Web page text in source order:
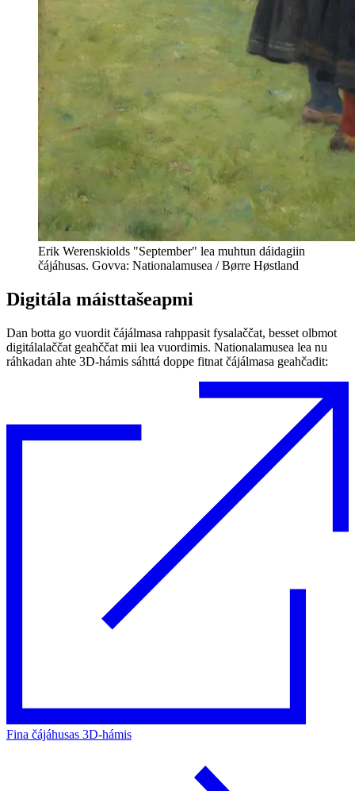
Erik Werenskiolds "September" lea muhtun dáidagiin
čájáhusas. Govva: Nationalamusea / Børre Høstland
Digitála máisttašeapmi
Dan botta go vuordit čájálmasa rahppasit fysalaččat, besset olbmot
digitálalaččat geahččat mii lea vuordimis. Nationalamusea lea nu
ráhkadan ahte 3D-hámis sáhttá doppe fitnat čájálmasa geahčadit:
Fina čájáhusas 3D-hámis